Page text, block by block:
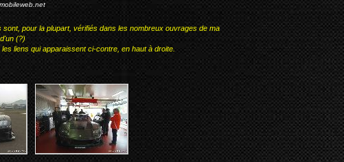
pour la plupart, vérifiés dans les nombreux ouvrages de ma
(?)
liens qui apparaissent ci-contre, en haut à droite.